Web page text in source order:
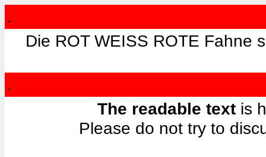
.
Die ROT WEISS ROTE Fahne
.
The readable text is
Please do not try to